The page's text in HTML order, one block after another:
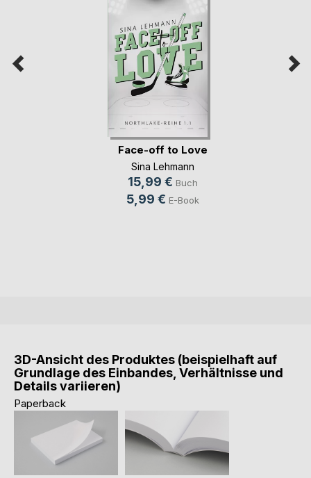
Face-off to Love
Sina Lehmann
15,99 € Buch
5,99 € E-Book
3D-Ansicht des Produktes (beispielhaft auf
Grundlage des Einbandes, Verhältnisse und
Details variieren)
Paperback